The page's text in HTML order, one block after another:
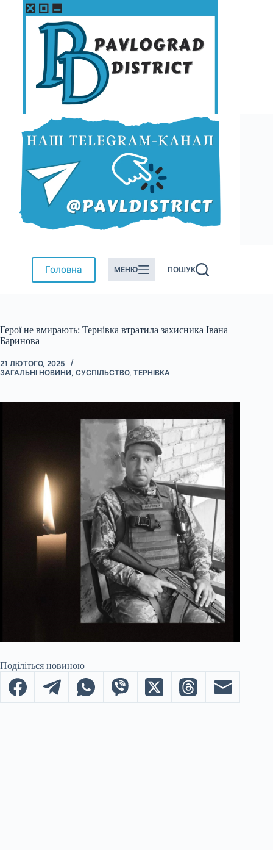
Перейти
Головна МЕНЮ ПОШУК
Герої не вмирають: Тернівка втратила захисника Івана
Баринова
21 ЛЮТОГО, 2025
ЗАГАЛЬНІ НОВИНИ, СУСПІЛЬСТВО, ТЕРНІВКА
Поділіться новиною